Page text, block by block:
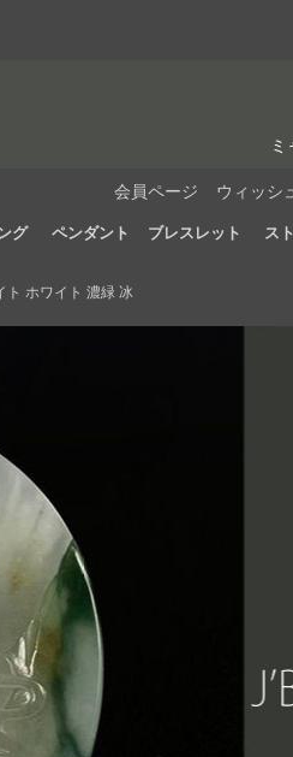
会員ページ ウィッシ
グ ペンダント ブレスレット ス
ト ホワイト 濃緑 冰